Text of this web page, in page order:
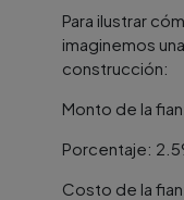
Para ilustrar
imaginemos
construcción:
Monto de la
Porcentaje:
Costo de la